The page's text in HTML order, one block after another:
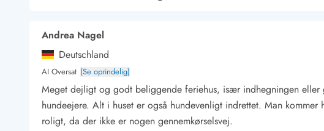
Sandskulpturfestival
Hold jul i sommerhuset
Vikingetiden i Danmark
Andrea Nagel
Deutschland
AI Oversat (Se oprindelig)
Meget dejligt og godt beliggende feriehus, især indhegningen
hundeejere. Alt i huset er også hundevenligt indrettet. Man
roligt, da der ikke er nogen gennemkørselsvej.